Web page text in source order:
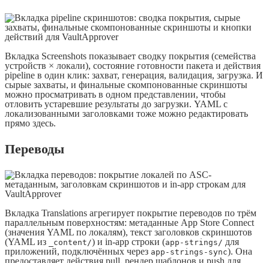
Вкладка Screenshots показывает сводку покрытия (семейства
устройств × локали), состояние готовности пакета и действия
pipeline в один клик: захват, генерация, валидация, загрузка. И
сырые захваты, и финальные скомпонованные скриншоты
можно просматривать в одном представлении, чтобы
отловить устаревшие результаты до загрузки. YAML с
локализованными заголовками тоже можно редактировать
прямо здесь.
Переводы
Вкладка Translations агрегирует покрытие переводов по трём
параллельным поверхностям: метаданные App Store Connect
(значения YAML по локалям), текст заголовков скриншотов
(YAML из
_content/) и in-app строки (app-strings/ для
приложений, подключённых через app-strings-sync). Она